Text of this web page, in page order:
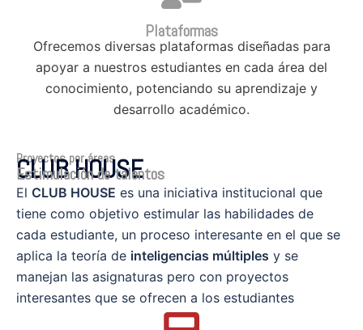
Plataformas
Ofrecemos diversas plataformas diseñadas para
apoyar a nuestros estudiantes en cada área del
conocimiento, potenciando su aprendizaje y
desarrollo académico.
Proyectos por áreas
CLUB HOUSE
Estimulación de talentos
El CLUB HOUSE es una iniciativa institucional que
tiene como objetivo estimular las habilidades de
cada estudiante, un proceso interesante en el que se
aplica la teoría de inteligencias múltiples y se
manejan las asignaturas pero con proyectos
interesantes que se ofrecen a los estudiantes